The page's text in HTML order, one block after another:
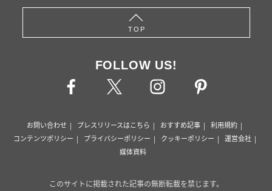
TOP
FOLLOW US!
お問い合わせ プレスリリースはこちら おすすめ記事
利用規約
コンテンツポリシー
プライバシーポリシー クッキーポリシー
運営会社
媒体資料
このサイトに掲載された記事の無断転載を禁じます。